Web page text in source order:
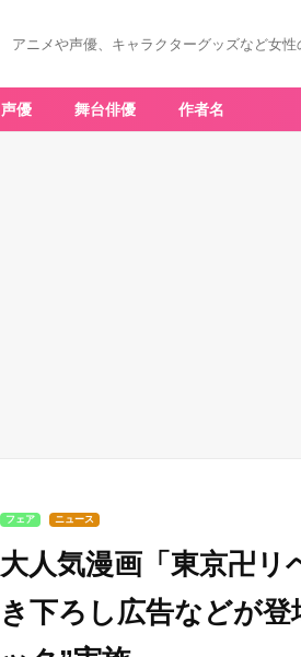
アニメや声優、キャラクターグッズなど女
声優 舞台俳優 作者名
フェア ニュース
大人気漫画「東京卍リ
き下ろし広告などが